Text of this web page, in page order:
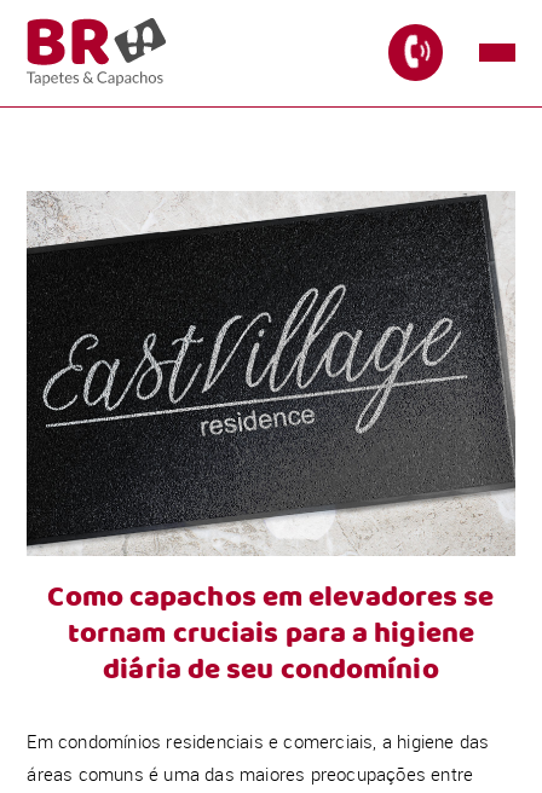
Como capachos em elevadores se
tornam cruciais para a higiene
diária de seu condomínio
Em condomínios residenciais e comerciais, a higiene das
áreas comuns é uma das maiores preocupações entre